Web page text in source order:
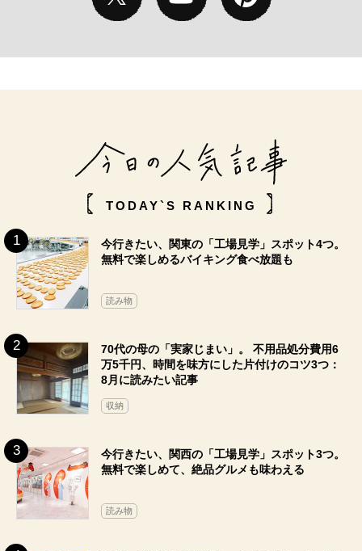
TODAY`S RANKING
今行きたい、関東の「工場見学」スポット4つ。
無料で楽しめるバイキング食べ放題も
読み物
70代の母の「実家じまい」。 不用品処分費用6
万5千円、時間を味方にした片付けのコツ3つ：
8月に読みたい記事
収納
今行きたい、関西の「工場見学」スポット3つ。
無料で楽しめて、絶品グルメも味わえる
読み物